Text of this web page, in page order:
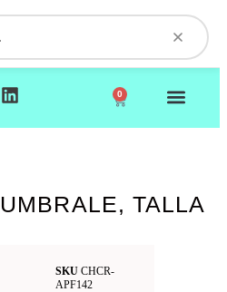
0
TALLA
SKUCHCR-
APF142